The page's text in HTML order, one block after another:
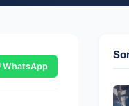
WhatsApp